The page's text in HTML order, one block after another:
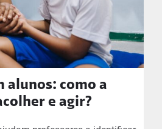
alunos: como a
e agir?